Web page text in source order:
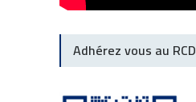
Adhérez vous au RCD